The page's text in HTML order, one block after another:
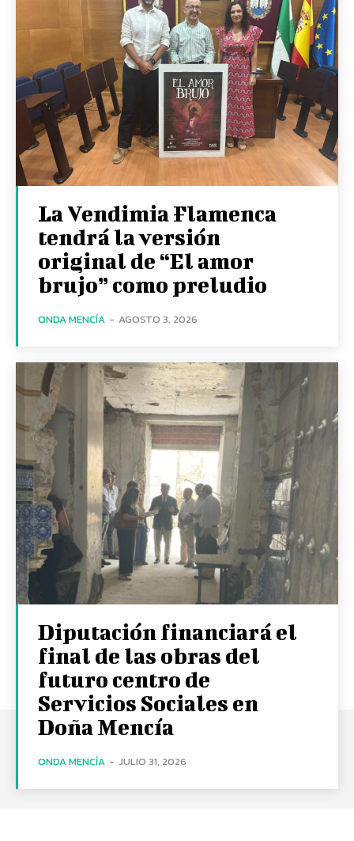
La Vendimia Flamenca
tendrá la versión
original de “El amor
brujo” como preludio
ONDA MENCÍA - AGOSTO 3, 2026
Diputación financiará el
final de las obras del
futuro centro de
Servicios Sociales en
Doña Mencía
ONDA MENCÍA - JULIO 31, 2026